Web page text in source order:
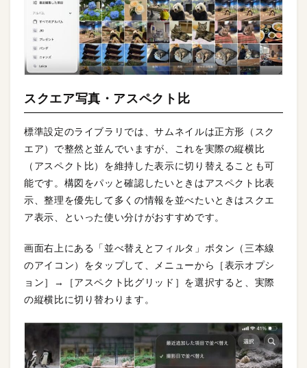
スクエア写真・アスペクト比
標準設定のライブラリでは、サムネイルは正方形（スク
エア）で整然と並んでいますが、これを実際の縦横比
（アスペクト比）を維持した表示に切り替えることも可
能です。構図をパッと確認したいときはアスペクト比表
示、整理を優先して多くの情報を並べたいときはスクエ
ア表示、といった使い分けがおすすめです。
画面右上にある「並べ替えとフィルタ」ボタン（三本線
のアイコン）をタップして、メニューから［表示オプシ
ョン］→［アスペクト比グリッド］を選択すると、実際
の縦横比に切り替わります。